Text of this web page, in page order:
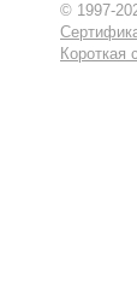
© 1997-
Короткая